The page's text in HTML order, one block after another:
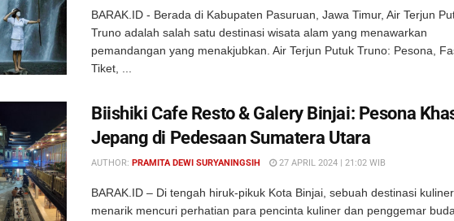
BARAK.ID - Berada di Kabupaten Pasuruan, Jawa Timur, Air Terjun
Truno adalah salah satu destinasi wisata alam yang menawarkan
pemandangan yang menakjubkan. Air Terjun Putuk Truno: Pesona,
Tiket, ...
Biishiki Cafe Resto & Galery Binjai: Pesona
Jepang di Pedesaan Sumatera Utara
AUTHOR: PRAMITA DEWI SURYANINGSIH 27 APRIL 2024 | 21:02 WIB
BARAK.ID – Di tengah hiruk-pikuk Kota Binjai, sebuah destinasi kuliner
menarik mencuri perhatian para pencinta kuliner dan penggemar